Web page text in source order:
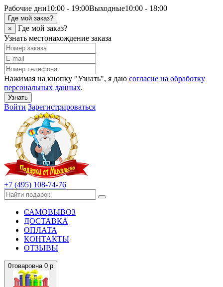
Рабочие дни10:00 - 19:00Выходные10:00 - 18:00
Где мой заказ?
×
Где мой заказ?
Узнать местонахождение заказа
Нажимая на кнопку "Узнать", я даю согласие на обработку
персональных данных.
Узнать
Войти Зарегистрироваться
+7 (495) 108-74-76
САМОВЫВОЗ
ДОСТАВКА
ОПЛАТА
КОНТАКТЫ
ОТЗЫВЫ
0товаровна 0 р